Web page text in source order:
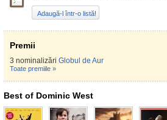
Adaugă-l într-o listă!
Premii
3 nominalizări Globul de Aur
Toate premiile »
Best of Dominic West